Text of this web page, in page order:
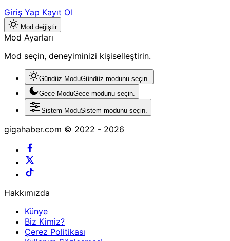
Giriş Yap Kayıt Ol
Mod değiştir
Mod Ayarları
Mod seçin, deneyiminizi kişiselleştirin.
Gündüz ModuGündüz modunu seçin.
Gece ModuGece modunu seçin.
Sistem ModuSistem modunu seçin.
gigahaber.com © 2022 - 2026
Hakkımızda
Künye
Biz Kimiz?
Çerez Politikası